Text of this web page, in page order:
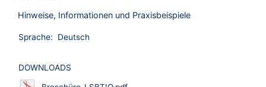
Hinweise, Informationen und Praxisbeispiele
Sprache: Deutsch
DOWNLOADS